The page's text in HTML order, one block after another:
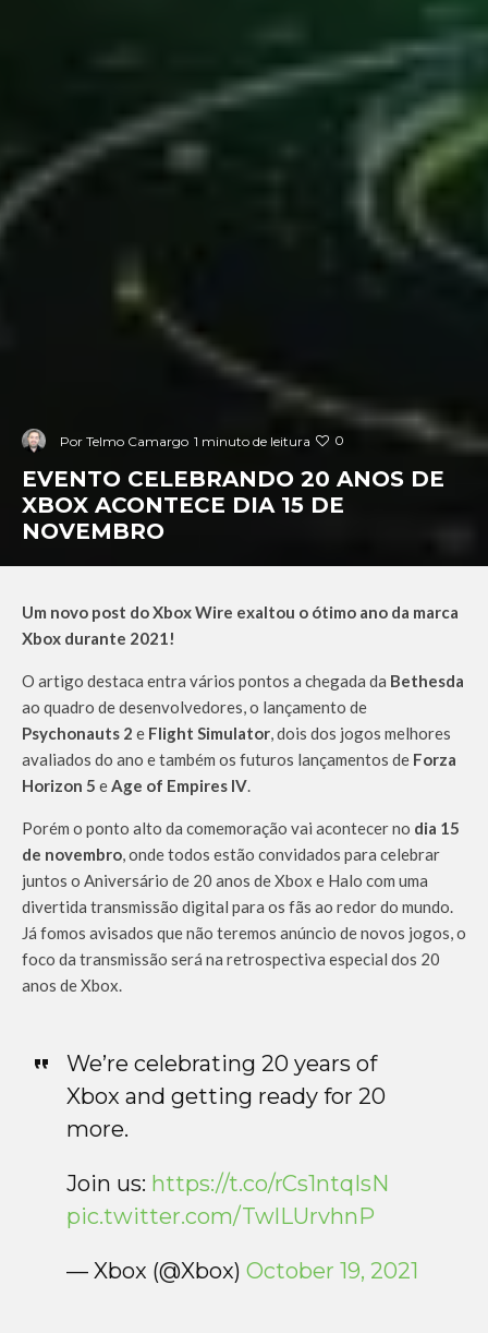
Por Telmo Camargo 1 minuto de leitura 0
EVENTO CELEBRANDO 20 ANOS DE
XBOX ACONTECE DIA 15 DE
NOVEMBRO
Um novo post do Xbox Wire exaltou o ótimo ano da marca
Xbox durante 2021!
O artigo destaca entra vários pontos a chegada da Bethesda
ao quadro de desenvolvedores, o lançamento de
Psychonauts 2 e Flight Simulator, dois dos jogos melhores
avaliados do ano e também os futuros lançamentos de Forza
Horizon 5 eAge of Empires IV.
Porém o ponto alto da comemoração vai acontecer no dia 15
de novembro, onde todos estão convidados para celebrar
juntos o Aniversário de 20 anos de Xbox e Halo com uma
divertida transmissão digital para os fãs ao redor do mundo.
Já fomos avisados que não teremos anúncio de novos jogos, o
foco da transmissão será na retrospectiva especial dos 20
anos de Xbox.
We’re celebrating 20 years of
Xbox and getting ready for 20
more.
Join us: https://t.co/rCs1ntqIsN
pic.twitter.com/TwlLUrvhnP
— Xbox (@Xbox) October 19, 2021